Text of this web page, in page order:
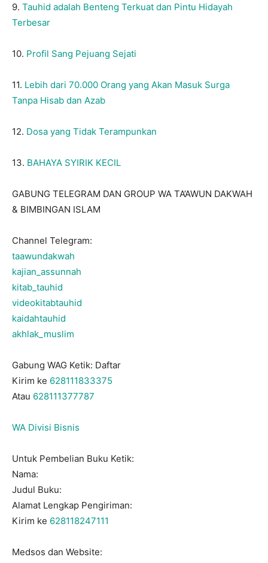
9. Tauhid adalah Benteng Terkuat dan Pintu Hidayah
Terbesar
10. Profil Sang Pejuang Sejati
11. Lebih dari 70.000 Orang yang Akan Masuk Surga
Tanpa Hisab dan Azab
12. Dosa yang Tidak Terampunkan
13. BAHAYA SYIRIK KECIL
GABUNG TELEGRAM DAN GROUP WA TA’AWUN DAKWAH
& BIMBINGAN ISLAM
Channel Telegram:
taawundakwah
kajian_assunnah
kitab_tauhid
videokitabtauhid
kaidahtauhid
akhlak_muslim
Gabung WAG Ketik: Daftar
Kirim ke 628111833375
Atau 628111377787
WA Divisi Bisnis
Untuk Pembelian Buku Ketik:
Nama:
Judul Buku:
Alamat Lengkap Pengiriman:
Kirim ke 628118247111
Medsos dan Website: